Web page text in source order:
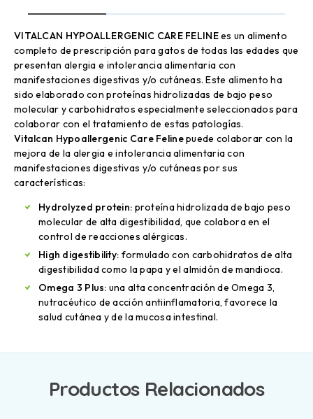
VITALCAN HYPOALLERGENIC CARE FELINEes un alimento
completo de prescripción para gatos de todas las edades que
presentan alergia e intolerancia alimentaria con
manifestaciones digestivas y/o cutáneas. Este alimento ha
sido elaborado con proteínas hidrolizadas de bajo peso
molecular y carbohidratos especialmente seleccionados para
colaborar con el tratamiento de estas patologías.
Vitalcan Hypoallergenic Care Felinepuede colaborar con la
mejora de la alergia e intolerancia alimentaria con
manifestaciones digestivas y/o cutáneas por sus
características:
Hydrolyzed protein: proteína hidrolizada de bajo peso
molecular de alta digestibilidad, que colabora en el
control de reacciones alérgicas.
High digestibility: formulado con carbohidratos de alta
digestibilidad como la papa y el almidón de mandioca.
Omega 3 Plus: una alta concentración de Omega 3,
nutracéutico de acción antiinflamatoria, favorece la
salud cutánea y de la mucosa intestinal.
Productos Relacionados